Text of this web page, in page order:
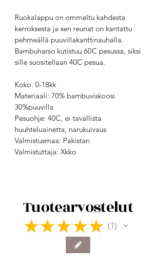
Ruokalappu on ommeltu kahdesta
kerroksesta ja sen reunat on kantattu
pehmeällä puuvillakanttinauhalla.
Bambuharso kutistuu 60C pesussa, siksi
sille suositellaan 40C pesua.
Koko: 0-18kk
Materiaali: 70% bambuviskoosi
30%puuvilla
Pesuohje: 40C, ei tavallista
huuhteluainetta, narukuivaus
Valmistusmaa: Pakistan
Valmistuttaja: Xkko
Tuotearvostelut
★ ★ ★ ★ ★ 1
1